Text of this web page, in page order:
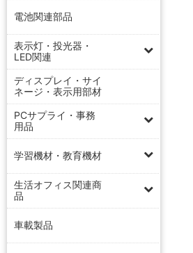
電池関連部品
表示灯・投光器・
LED関連
ディスプレイ・サイ
ネージ・表示用部材
PCサプライ・事務
用品
学習機材・教育機材
生活オフィス関連商
品
車載製品